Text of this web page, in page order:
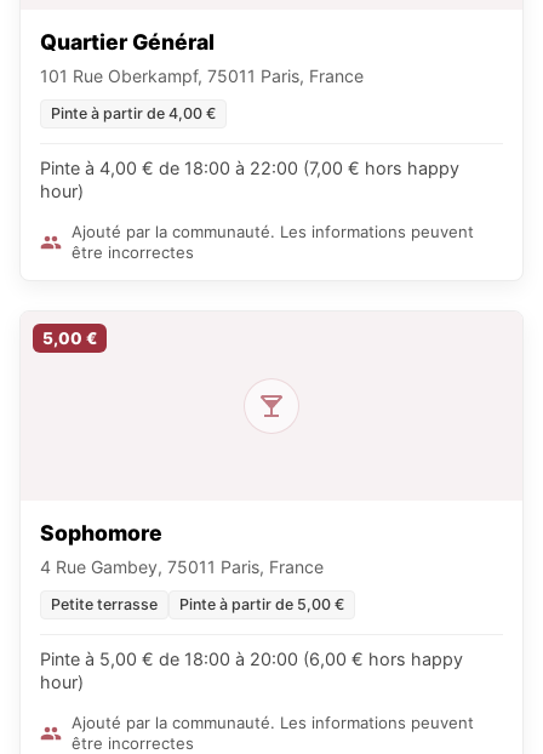
Quartier Général
101 Rue Oberkampf, 75011 Paris, France
Pinte à partir de 4,00 €
Pinte à 4,00 € de 18:00 à 22:00 (7,00 € hors happy
hour)
Ajouté par la communauté. Les informations peuvent
être incorrectes
5,00 €
Sophomore
4 Rue Gambey, 75011 Paris, France
Petite terrasse Pinte à partir de 5,00 €
Pinte à 5,00 € de 18:00 à 20:00 (6,00 € hors happy
hour)
Ajouté par la communauté. Les informations peuvent
être incorrectes